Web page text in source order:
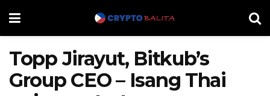
Topp Jirayut, Bitkub’s
Group CEO – Isang Thai